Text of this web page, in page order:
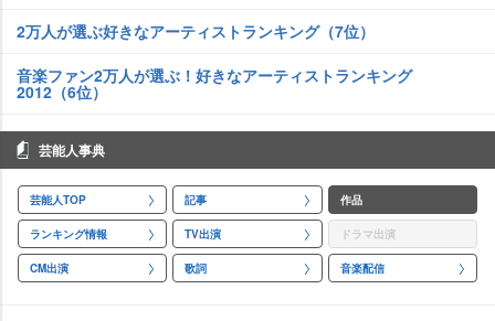
2万人が選ぶ好きなアーティストランキング（7位）
音楽ファン2万人が選ぶ！好きなアーティストランキング
2012（6位）
芸能人事典
芸能人TOP 記事 作品
ランキング情報 TV出演 ドラマ出演
CM出演 歌詞 音楽配信